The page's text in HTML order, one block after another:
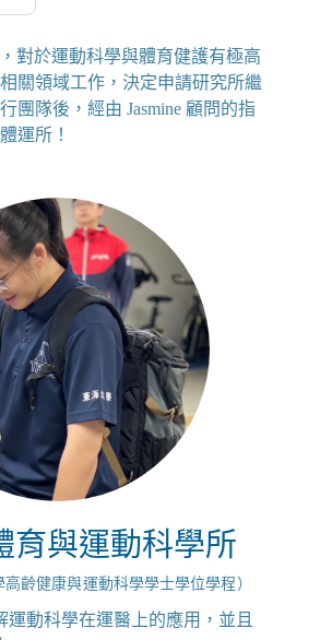
對於運動科學與體育健護有極高
關領域工作，決定申請研究所繼
團隊後，經由 Jasmine 顧問的指
運所！
育與運動科學所
高齡健康與運動科學學士學位學程）
運動科學在運醫上的應用，並且